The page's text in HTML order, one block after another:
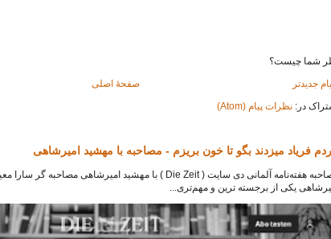
شما چیست؟
جدیدتر
صفحهٔ اصلی
در: نظرات پیام (Atom)
فریاد میزدند بگو تا خون بریزم - مصاحبه با مهشید امیرشاهی
یکی از برجسته ترین و مهم‌تری...